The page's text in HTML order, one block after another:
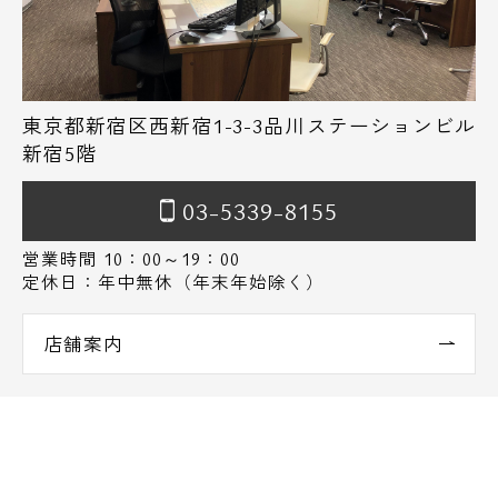
東京都新宿区西新宿1-3-3品川ステーションビル
新宿5階
03-5339-8155
営業時間 10：00～19：00
定休日：年中無休（年末年始除く）
店舗案内